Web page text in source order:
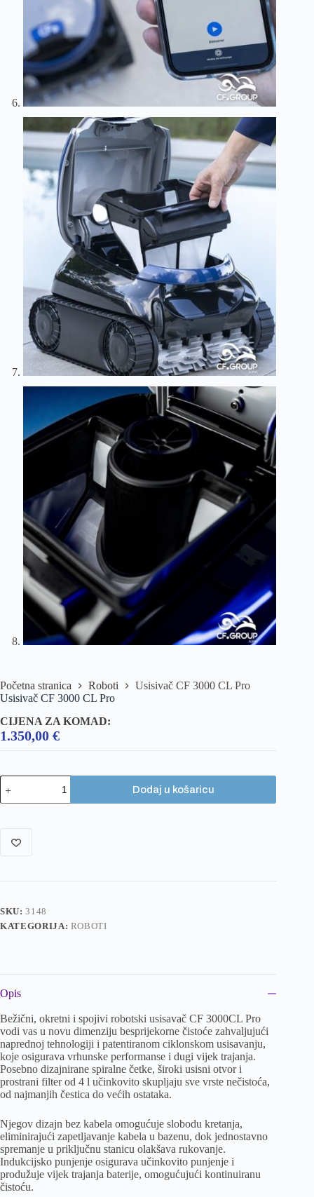
Početna stranica Roboti
Usisivač CF 3000 CL Pro
Usisivač CF 3000 CL Pro
CIJENA ZA KOMAD:
1.350,00 €
Dodaj u košaricu
SKU:3148
KATEGORIJA: ROBOTI
Opis
Bežični, okretni i spojivi robotski usisavač CF 3000CL Pro
vodi vas u novu dimenziju besprijekorne čistoće zahvaljujući
naprednoj tehnologiji i patentiranom ciklonskom usisavanju,
koje osigurava vrhunske performanse i dugi vijek trajanja.
Posebno dizajnirane spiralne četke, široki usisni otvor i
prostrani filter od 4 l učinkovito skupljaju sve vrste nečistoća,
od najmanjih čestica do većih ostataka.
Njegov dizajn bez kabela omogućuje slobodu kretanja,
eliminirajući zapetljavanje kabela u bazenu, dok jednostavno
spremanje u priključnu stanicu olakšava rukovanje.
Indukcijsko punjenje osigurava učinkovito punjenje i
produžuje vijek trajanja baterije, omogućujući kontinuiranu
čistoću.